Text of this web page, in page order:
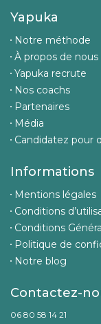
Yapuka
Notre méthode
À propos de nous
Yapuka recrute
Nos coachs
Partenaires
Média
Candidatez pour
Informations
Mentions légales
Conditions
Conditions
Politique de
Notre blog
Contactez-
06 80 58 14 21